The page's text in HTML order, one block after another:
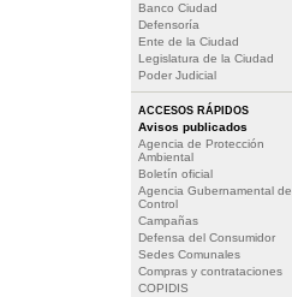
Banco Ciudad
Defensoría
Ente de la Ciudad
Legislatura de la Ciudad
Poder Judicial
ACCESOS RÁPIDOS
Avisos publicados
Agencia de Protección
Ambiental
Boletín oficial
Agencia Gubernamental de
Control
Campañas
Defensa del Consumidor
Sedes Comunales
Compras y contrataciones
COPIDIS